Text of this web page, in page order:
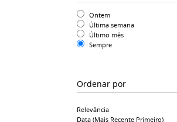
Ontem
Última semana
Último mês
Sempre
Ordenar por
Relevância
Data (mais Recente Primeiro)